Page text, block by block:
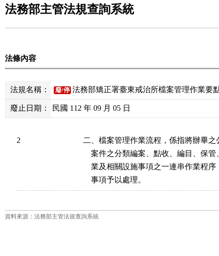
法務部主管法規查詢系統
法條內容
法規名稱： 廢/停 法務部矯正署臺東戒治所檔案管理作業要
廢止日期： 民國 112 年 09 月 05 日
2
二、檔案管理作業流程，係指將辦畢
案件之分類編案、點收、編目、保
業及相關設施事項之一連串作業程
    事項予以處理。
資料來源：法務部主管法規查詢系統